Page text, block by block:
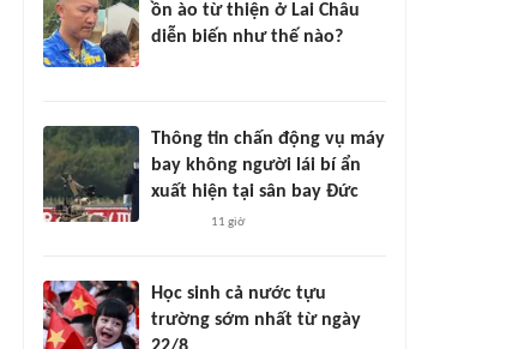
ồn ào từ thiện ở Lai Châu
diễn biến như thế nào?
Thông tin chấn động vụ máy
bay không người lái bí ẩn
xuất hiện tại sân bay Đức
11 giờ
Học sinh cả nước tựu
trường sớm nhất từ ngày